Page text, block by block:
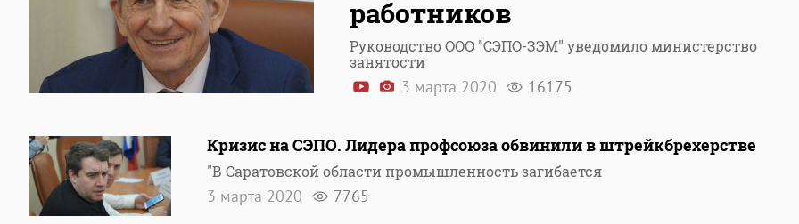
работников
Руководство ООО "СЭПО-ЗЭМ" уведомило министерство
занятости
3 марта 2020 16175
Кризис на СЭПО. Лидера профсоюза обвинили в штрейкбрехерстве
"В Саратовской области промышленность загибается
3 марта 2020 7765